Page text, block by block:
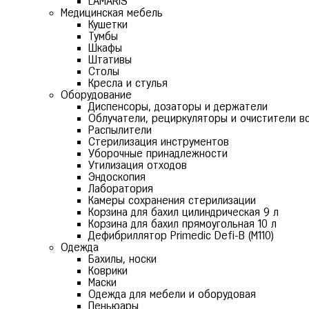
Медицинская мебель
Кушетки
Тумбы
Шкафы
Штативы
Столы
Кресла и стулья
Оборудование
Диспенсоры, дозаторы и держатели
Облучатели, рециркуляторы и очистители
Распылители
Стерилизация инструментов
Уборочные принадлежности
Утилизация отходов
Эндоскопия
Лаборатория
Камеры сохранения стерилизации
Корзина для бахил цилиндрическая 9 л
Корзина для бахил прямоугольная 10 л
Дефибриллятор Primedic Defi-B (M110)
Одежда
Бахилы, носки
Коврики
Маски
Одежда для мебели и оборудовая
Пеньюары